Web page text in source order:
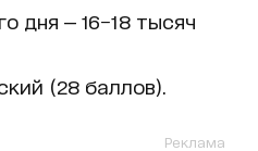
дня — 16−18 тысяч
(28 баллов).
Реклама